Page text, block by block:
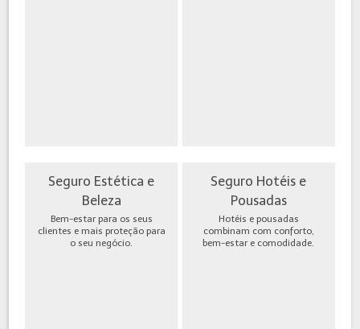
Seguro Estética e
Beleza
Bem-estar para os seus
clientes e mais proteção para
o seu negócio.
Seguro Hotéis e
Pousadas
Hotéis e pousadas
combinam com conforto,
bem-estar e comodidade.